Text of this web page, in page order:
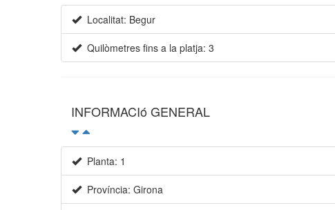
Localitat: Begur
Quilòmetres fins a la platja: 3
INFORMACIó GENERAL
Planta: 1
Província: Girona